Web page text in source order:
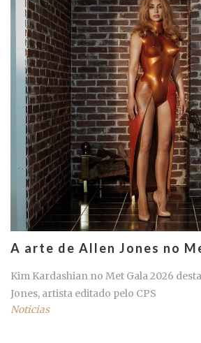
A arte de Allen Jones no
Kim Kardashian no Met Gala 2026
Jones, artista editado pelo CPS
Noticias